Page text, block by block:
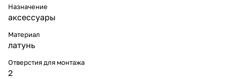
Назначение
аксессуары
Материал
латунь
Отверстия для монтажа
2